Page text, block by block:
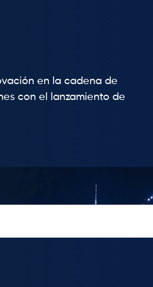
en la cadena de
con el lanzamiento de